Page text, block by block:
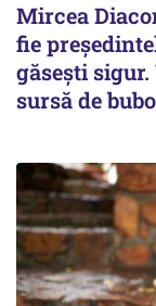
Mircea
fie
găsești
sursă de